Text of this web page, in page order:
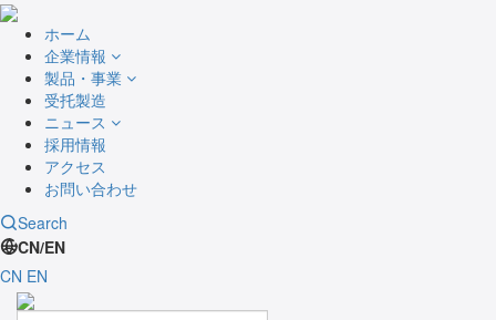
ホーム
企業情報
製品・事業
受托製造
ニュース
採用情報
アクセス
お問い合わせ
Search
CN/EN
CN EN